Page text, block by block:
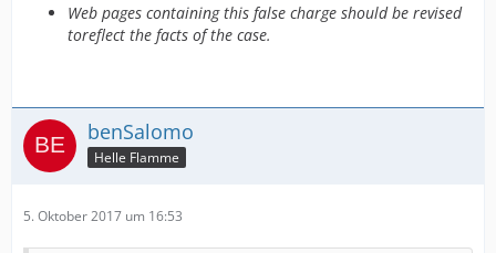
Web pages containing this false charge should be revised
toreflect the facts of the case.
benSalomo
Helle Flamme
5. Oktober 2017 um 16:53